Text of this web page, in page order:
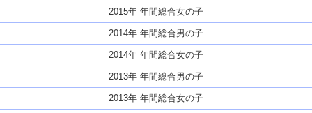
2015年 年間総合女の子
2014年 年間総合男の子
2014年 年間総合女の子
2013年 年間総合男の子
2013年 年間総合女の子